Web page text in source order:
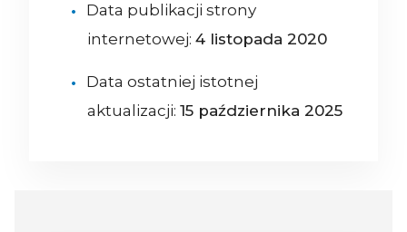
Data publikacji strony
internetowej: 4 listopada 2020
Data ostatniej istotnej
aktualizacji: 15 października 2025